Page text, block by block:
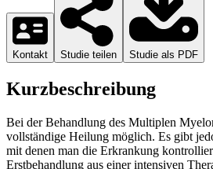
Kontakt Studie teilen Studie als PDF
Kurzbeschreibung
Bei der Behandlung des Multiplen
vollständige Heilung möglich. Es gibt
mit denen man die Erkrankung
Erstbehandlung aus einer intensiven